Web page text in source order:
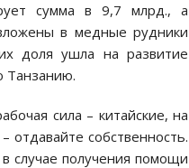
сумма в 9,7 млрд., а
в медные рудники
доля ушла на развитие
Танзанию.
сила – китайские, на
собственность.
случае получения помощи